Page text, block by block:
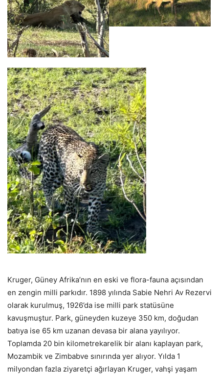
Kruger, Güney Afrika’nın en eski ve flora-fauna açısından
en zengin milli parkıdır. 1898 yılında Sabie Nehri Av Rezervi
olarak kurulmuş, 1926’da ise milli park statüsüne
kavuşmuştur. Park, güneyden kuzeye 350 km, doğudan
batıya ise 65 km uzanan devasa bir alana yayılıyor.
Toplamda 20 bin kilometrekarelik bir alanı kaplayan park,
Mozambik ve Zimbabve sınırında yer alıyor. Yılda 1
milyondan fazla ziyaretçi ağırlayan Kruger, vahşi yaşam